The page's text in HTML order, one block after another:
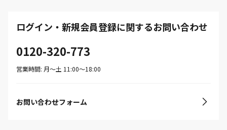
ログイン・新規会員登録に関するお問い合わせ
0120-320-773
営業時間: 月〜土 11:00〜18:00
お問い合わせフォーム